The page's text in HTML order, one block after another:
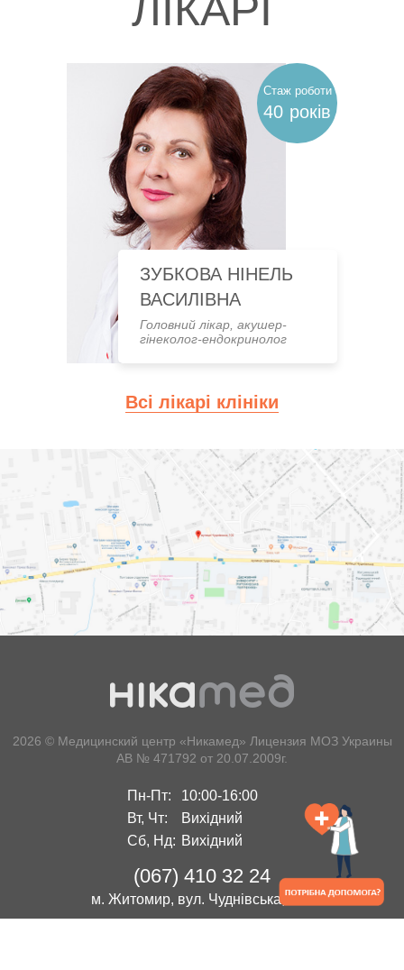
ЛІКАРІ
Стаж роботи
40 років
ЗУБКОВА НІНЕЛЬ
ВАСИЛІВНА
Головний лікар, акушер-
гінеколог-ендокринолог
Всі лікарі клініки
2026 © Медицинский центр «Никамед» Лицензия МОЗ Украины
АВ № 471792 от 20.07.2009г.
Пн-Пт:
10:00-16:00
Вт, Чт:
Вихідний
Сб, Нд: Вихідний
(067) 410 32 24
м. Житомир, вул. Чуднівська, 102